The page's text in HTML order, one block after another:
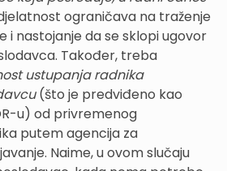
ograničava na traženje
i nastojanje da se sklopi ugovor
Također, treba
ustupanja radnika
(što je predviđeno kao
u) od privremenog
putem agencija za
Naime, u ovom slučaju